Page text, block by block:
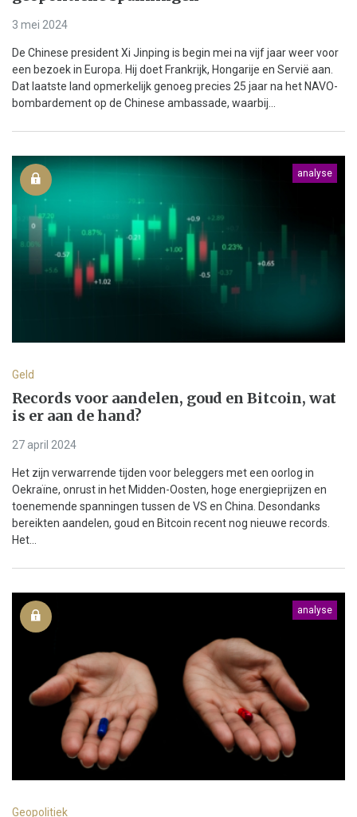
3 mei 2024
De Chinese president Xi Jinping is begin mei na vijf jaar weer voor
een bezoek in Europa. Hij doet Frankrijk, Hongarije en Servië aan.
Dat laatste land opmerkelijk genoeg precies 25 jaar na het NAVO-
bombardement op de Chinese ambassade, waarbij...
analyse
Geld
Records voor aandelen, goud en Bitcoin, wat
is er aan de hand?
27 april 2024
Het zijn verwarrende tijden voor beleggers met een oorlog in
Oekraïne, onrust in het Midden-Oosten, hoge energieprijzen en
toenemende spanningen tussen de VS en China. Desondanks
bereikten aandelen, goud en Bitcoin recent nog nieuwe records.
Het...
analyse
Geopolitiek